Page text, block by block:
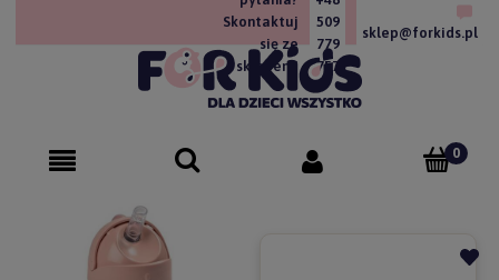
Skontaktuj
się ze
sklepem!
509
779
757
sklep@forkids.pl